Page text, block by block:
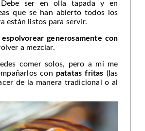
ser en olla tapada y en
que se han abierto todos los
están listos para servir.
espolvorear generosamente con
a mezclar.
comer solos, pero a mi me
con patatas fritas (las
de la manera tradicional o al